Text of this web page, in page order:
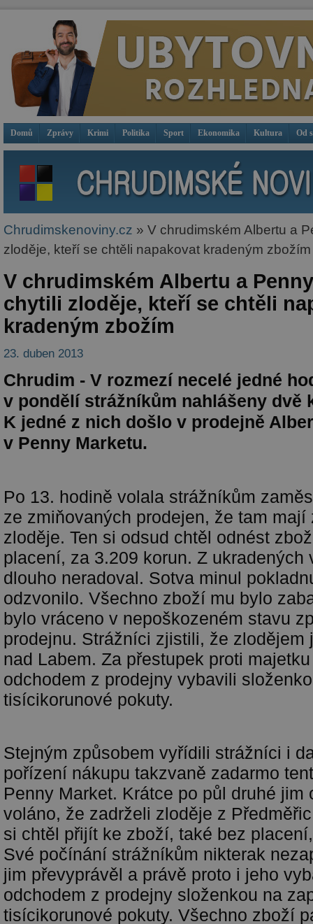
Domů Zprávy Krimi Politika Sport Ekonomika Kultura Od
Chrudimskenoviny.cz » V chrudimském Albertu a
zloděje, kteří se chtěli napakovat kradeným zbožím
V chrudimském Albertu a
chytili zloděje, kteří se chtěli
kradeným zbožím
23. duben 2013
Chrudim - V rozmezí necelé jedné
v pondělí strážníkům nahlášeny dvě
K jedné z nich došlo v prodejně
v Penny Marketu.
Po 13. hodině volala strážníkům
ze zmiňovaných prodejen, že tam mají
zloděje. Ten si odsud chtěl odnést
placení, za 3.209 korun. Z ukradených
dlouho neradoval. Sotva minul
odzvonilo. Všechno zboží mu bylo
bylo vráceno v nepoškozeném stavu
prodejnu. Strážníci zjistili, že zlodějem
nad Labem. Za přestupek proti
odchodem z prodejny vybavili
tisícikorunové pokuty.
Stejným způsobem vyřídili strážníci i
pořízení nákupu takzvaně zadarmo
Penny Market. Krátce po půl druhé jim
voláno, že zadrželi zloděje z
si chtěl přijít ke zboží, také bez
Své počínání strážníkům nikterak
jim převyprávěl a právě proto i jeho
odchodem z prodejny složenkou na
tisícikorunové pokuty. Všechno zboží